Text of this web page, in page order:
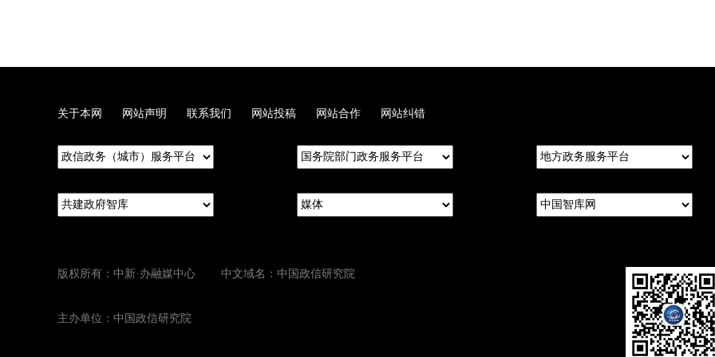
关于本网 网站声明 联系我们 网站投稿 网站合作 网站纠错
版权所有：中新·办融媒中心 中文域名：中国政信研究院
主办单位：中国政信研究院